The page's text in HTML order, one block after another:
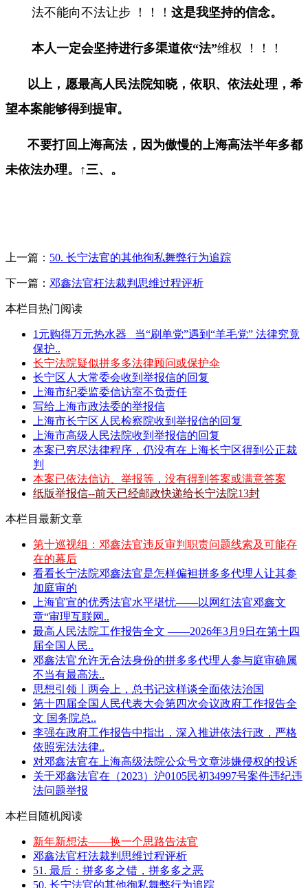
法不能向不法让步 ！！！ 这是我坚持的信念。
本人一定会坚持进行多渠道依“法”维权 ！！！
以上，愿最高人民法院知晓，依职、依法处理，希
望本案能够得到提审。
不要打回上海高法，因为傲慢的上海高法半年多都
未依法办理。↑三、。
上一篇： 50. 长宁法官的其他徇私舞弊行为追踪
下一篇： 邓鑫法官枉法裁判思维过程评析
本栏目热门阅读
1元购得万元热水器 _当“刷单党”遇到“羊毛党” 法律究竟
保护..
长宁法院疑似拼多多法律顾问或保护伞
长宁区人大常委会收到举报信的回复
上海市纪委监委信访室不负责任
写给上海市政法委的举报信
上海市长宁区人民检察院收到举报信的回复
上海市高级人民法院收到举报信的回复
本案已穷尽法律程序，仍没有在上海长宁区得到公正裁
判
本案已依法信访、举报等，没有得到答案或满意答案
纸版举报信--前天已经邮政快递给长宁法院13封
本栏目最新文章
第十巡视组：邓鑫法官违反审判职责问题线索及可能存
在的幕后
看看长宁法院邓鑫法官是怎样偏袒拼多多代理人让其参
加庭审的
上海官宣的优秀法官水平堪忧——以网红法官邓鑫文
章“审理互联网..
最高人民法院工作报告全文 ——2026年3月9日在第十四
届全国人民..
邓鑫法官允许无合法身份的拼多多代理人参与庭审确属
不当有最高法..
思想引领丨两会上，总书记这样谈全面依法治国
第十四届全国人民代表大会第四次会议政府工作报告全
文 国务院总..
李强在政府工作报告中指出，深入推进依法行政，严格
依照宪法法律..
对邓鑫法官在上海高级法院公众号文章涉嫌侵权的投诉
关于邓鑫法官在（2023）沪0105民初34997号案件违纪违
法问题举报
本栏目随机阅读
新年新想法——换一个思路告法官
邓鑫法官枉法裁判思维过程评析
51. 最后：拼多多之错，拼多多之恶
50. 长宁法官的其他徇私舞弊行为追踪